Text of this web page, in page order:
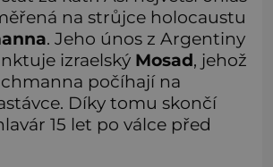
na strůjce holocaustu
. Jeho únos z Argentiny
izraelský Mosad, jehož
počíhají na
Díky tomu skončí
15 let po válce před